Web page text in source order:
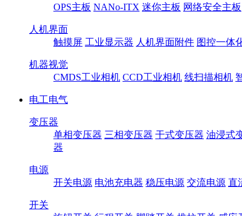
OPS主板 NANo-ITX 迷你主板 网络安全主板
人机界面
触摸屏 工业显示器 人机界面附件 图控一体
机器视觉
CMDS工业相机 CCD工业相机 线扫描相机
电工电气
变压器
单相变压器 三相变压器 干式变压器 油浸式
器
电源
开关电源 电池充电器 稳压电源 交流电源 直
开关